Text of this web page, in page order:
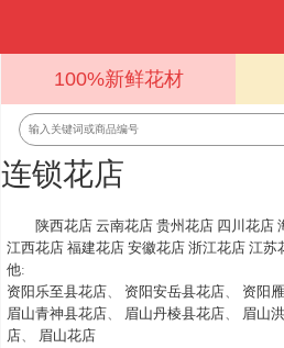
100%新鲜花材
连锁花店
陕西花店 云南花店 贵州花店 四川花店
江西花店 福建花店 安徽花店 浙江花店 江苏
他:
资阳乐至县花店、 资阳安岳县花店、 资阳
眉山青神县花店、 眉山丹棱县花店、 眉山
店、 眉山花店